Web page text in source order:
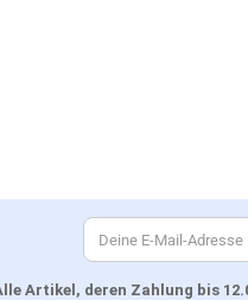
Artikel, deren Zahlung bis